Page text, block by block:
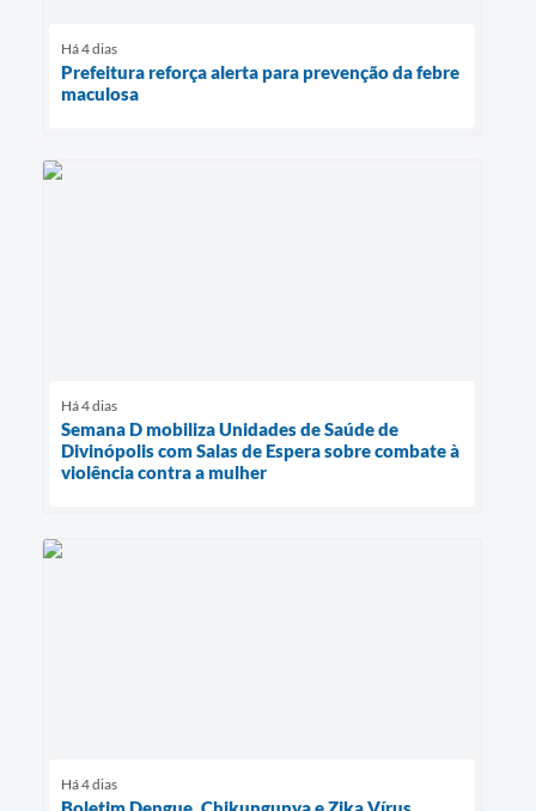
Há 4 dias
Prefeitura reforça alerta para prevenção da febre
maculosa
Há 4 dias
Semana D mobiliza Unidades de Saúde de
Divinópolis com Salas de Espera sobre combate à
violência contra a mulher
Há 4 dias